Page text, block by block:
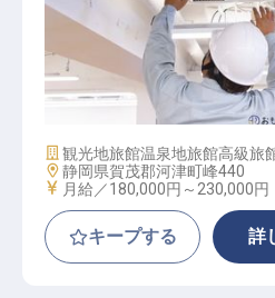
施設管理・営繕スタッフ
施設業態
観光地旅館温泉地旅館高級旅
勤務地
静岡県賀茂郡河津町峰440
給与
月給／180,000円～ 230,000円
キープする 詳